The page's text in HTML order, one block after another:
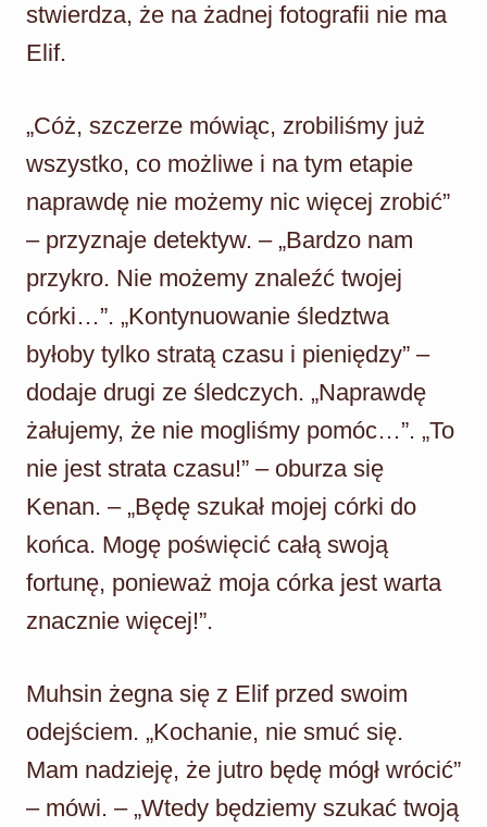
stwierdza, że na żadnej fotografii nie ma
Elif.
„Cóż, szczerze mówiąc, zrobiliśmy już
wszystko, co możliwe i na tym etapie
naprawdę nie możemy nic więcej zrobić”
– przyznaje detektyw. – „Bardzo nam
przykro. Nie możemy znaleźć twojej
córki…”. „Kontynuowanie śledztwa
byłoby tylko stratą czasu i pieniędzy” –
dodaje drugi ze śledczych. „Naprawdę
żałujemy, że nie mogliśmy pomóc…”. „To
nie jest strata czasu!” – oburza się
Kenan. – „Będę szukał mojej córki do
końca. Mogę poświęcić całą swoją
fortunę, ponieważ moja córka jest warta
znacznie więcej!”.
Muhsin żegna się z Elif przed swoim
odejściem. „Kochanie, nie smuć się.
Mam nadzieję, że jutro będę mógł wrócić”
– mówi. – „Wtedy będziemy szukać twoją